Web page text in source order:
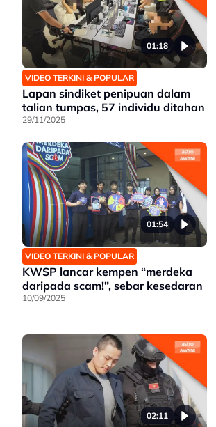
01:18
VIDEO TERKINI & POPULAR
Lapan sindiket penipuan dalam
talian tumpas, 57 individu ditahan
29/11/2025
01:54
VIDEO TERKINI & POPULAR
KWSP lancar kempen “merdeka
daripada scam!”, sebar kesedaran
10/09/2025
02:11